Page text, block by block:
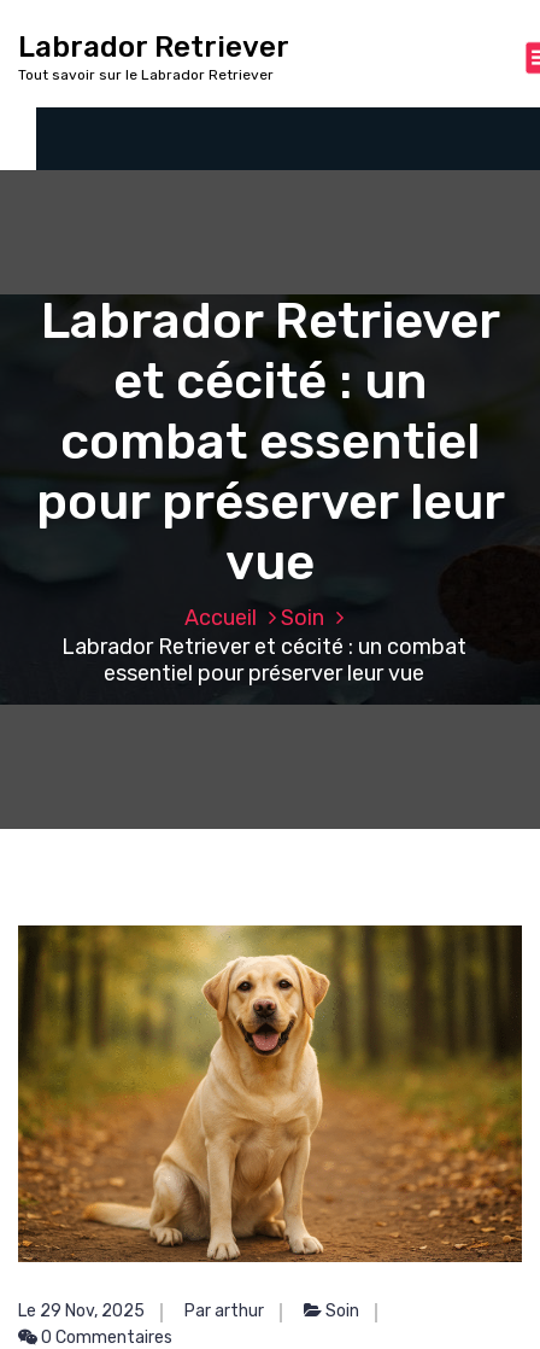
u
Labrador Retriever
Tout savoir sur le Labrador Retriever
Labrador Retriever
et cécité : un
combat essentiel
pour préserver leur
vue
Accueil
Soin
Labrador Retriever et cécité : un combat
essentiel pour préserver leur vue
Le 29 Nov, 2025 Par arthur
Soin
0 Commentaires